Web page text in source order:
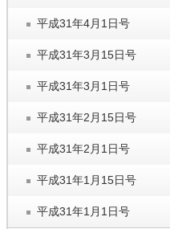
平成31年4月1日号
平成31年3月15日号
平成31年3月1日号
平成31年2月15日号
平成31年2月1日号
平成31年1月15日号
平成31年1月1日号